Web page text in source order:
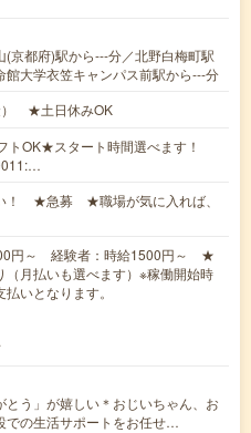
京都府)駅から---分／北野白梅町駅
館大学衣笠キャンパス前駅から---分
） ★土日休みOK
OK★スタート時間選べます！
！ ★急募 ★職場が気に入れば、
円～ 経験者：時給1500円～ ★
（月払いも選べます）※稼働開始時
いとなります。
とう」が嬉しい＊おじいちゃん、お
での生活サポートをお任せ…